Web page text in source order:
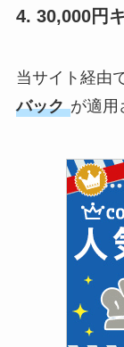
4. 30,000円
当サイト経由
バック が適用